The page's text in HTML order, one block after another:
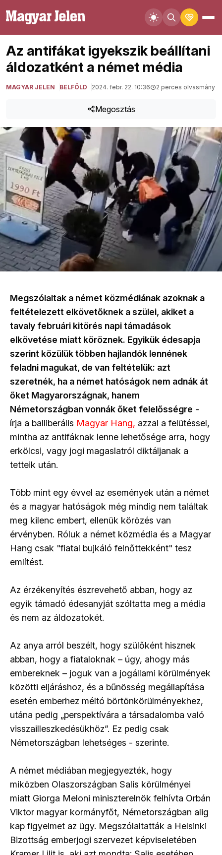
Az antifákat igyekszik beállítani
áldozatként a német média
MAGYAR JELEN BELFÖLD 2024. febr. 22. 10:36 2 perces olvasmány
Megosztás
Megszólaltak a német közmédiának azoknak a
feltételezett elkövetőknek a szülei, akiket a
tavaly februári kitörés napi támadások
elkövetése miatt köröznek. Egyikük édesapja
szerint közülük többen hajlandók lennének
feladni magukat, de van feltételük: azt
szeretnék, ha a német hatóságok nem adnák át
őket Magyarországnak, hanem
Németországban vonnák őket felelősségre -
írja a balliberális Magyar Hang, azzal a felütéssel,
mintha az antifáknak lenne lehetősége arra, hogy
erkölcsi, vagy jogi magaslatról diktáljanak a
tetteik után.
Több mint egy évvel az események után a német
és a magyar hatóságok még mindig nem találtak
meg kilenc embert, ellenük körözés van
érvényben. Róluk a német közmédia és a Magyar
Hang csak "fiatal bujkáló felnőttekként" tesz
említést.
Az érzékenyítés észrevehető abban, hogy az
egyik támadó édesanyját szóltatta meg a média
és nem az áldozatokét.
Az anya arról beszélt, hogy szülőként hisznek
abban, hogy a fiataloknak – úgy, ahogy más
embereknek – joguk van a jogállami körülmények
közötti eljáráshoz, és a bűnösség megállapítása
esetén emberhez méltó börtönkörülményekhez,
utána pedig „perspektívára a társadalomba való
visszailleszkedésükhöz”. Ez pedig csak
Németországban lehetséges - szerinte.
A német médiában megjegyezték, hogy
miközben Olaszországban Salis körülményei
miatt Giorga Meloni miniszterelnök felhívta Orbán
Viktor magyar kormányfőt, Németországban alig
kap figyelmet az ügy. Megszólaltatták a Helsinki
Bizottság emberjogi szervezet képviseletében